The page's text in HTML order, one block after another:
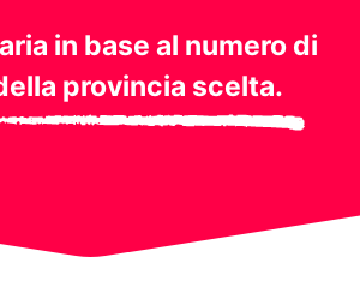
in base al numero di
provincia scelta.